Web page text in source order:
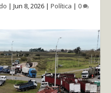
| Jun 8, 2026| Política | 0